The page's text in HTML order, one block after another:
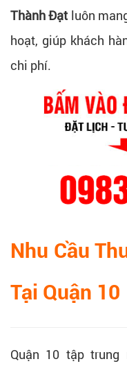
Thành Đạt luôn
hoạt, giúp khách
chi phí.
Nhu Cầu
Tại Quận 10
Quận 10 tập